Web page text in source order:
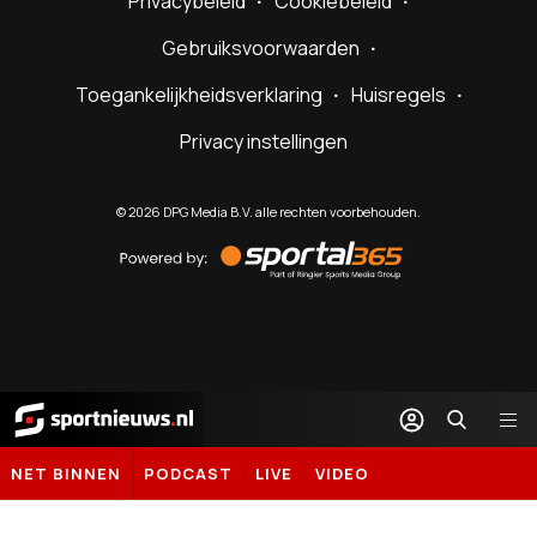
Gebruiksvoorwaarden
Toegankelijkheidsverklaring
Huisregels
Privacy instellingen
©2026 DPG Media B.V. alle rechten voorbehouden.
by
Sportal365
Sportnieuws.nl
NET BINNEN PODCAST LIVE VIDEO